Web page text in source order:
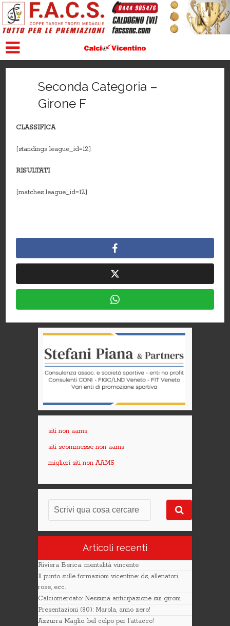
Seconda Categoria –
Girone F
CLASSIFICA
[standings league_id=12]
RISULTATI
[matches league_id=12]
siti non aams
siti scommesse non aams
migliori siti non AAMS
Articoli recenti
Riviera Berica: mentalità vincente
Il punto sulle formazioni vicentine: ds, allenatori,
rose, ecc.
Calciomercato: Nessuna anticipazione sui gironi
Presentazioni (80): Marola, anno zero!
Azzurra Maglio: bel colpo per l’attacco!